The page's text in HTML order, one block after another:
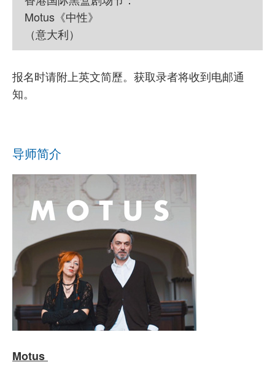
Motus《中性》
（意大利）
报名时请附上英文简歷。获取录者将收到电邮通
知。
导师简介
Motus